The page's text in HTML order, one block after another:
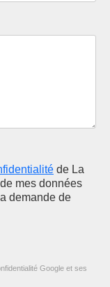
de La
mes données
demande de
Google et ses